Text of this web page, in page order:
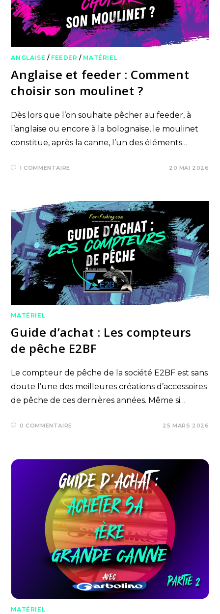
ANGLAISE / FEEDER / MATÉRIEL
Anglaise et feeder : Comment
choisir son moulinet ?
Dès lors que l’on souhaite pêcher au feeder, à
l’anglaise ou encore à la bolognaise, le moulinet
constitue, après la canne, l’un des éléments…
1 COMMENTAIRE 20 MAI 2026
MATÉRIEL
Guide d’achat : Les compteurs
de pêche E2BF
Le compteur de pêche de la société E2BF est sans
doute l’une des meilleures créations d’accessoires
de pêche de ces dernières années. Même si…
0 COMMENTAIRE 25 MARS 2026
MATÉRIEL